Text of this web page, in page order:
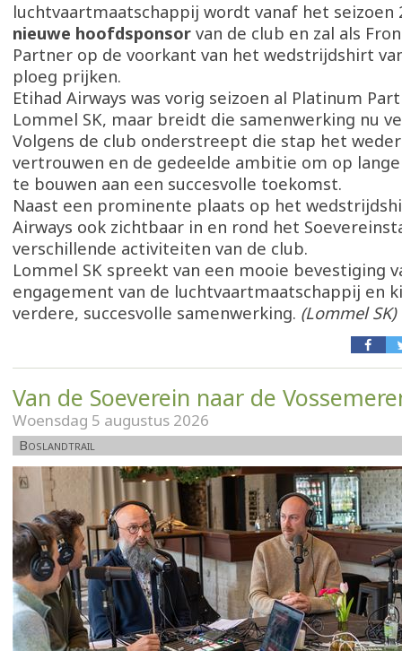
luchtvaartmaatschappij wordt vanaf het seizoen
nieuwe hoofdsponsor van de club en zal als
Partner op de voorkant van het wedstrijdshirt
ploeg prijken.
Etihad Airways was vorig seizoen al Platinum
Lommel SK, maar breidt die samenwerking nu
Volgens de club onderstreept die stap het
vertrouwen en de gedeelde ambitie om op
te bouwen aan een succesvolle toekomst.
Naast een prominente plaats op het
Airways ook zichtbaar in en rond het
verschillende activiteiten van de club.
Lommel SK spreekt van een mooie bevestiging
engagement van de luchtvaartmaatschappij en
verdere, succesvolle samenwerking. (Lommel SK)
Van de Soeverein naar de
Woensdag 5 augustus 2026
Boslandtrail